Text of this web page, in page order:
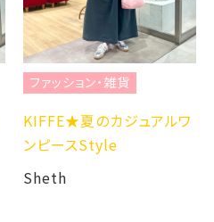
ファッション・雑貨
KIFFE★夏のカジュアルワ
ンピースStyle
Sheth